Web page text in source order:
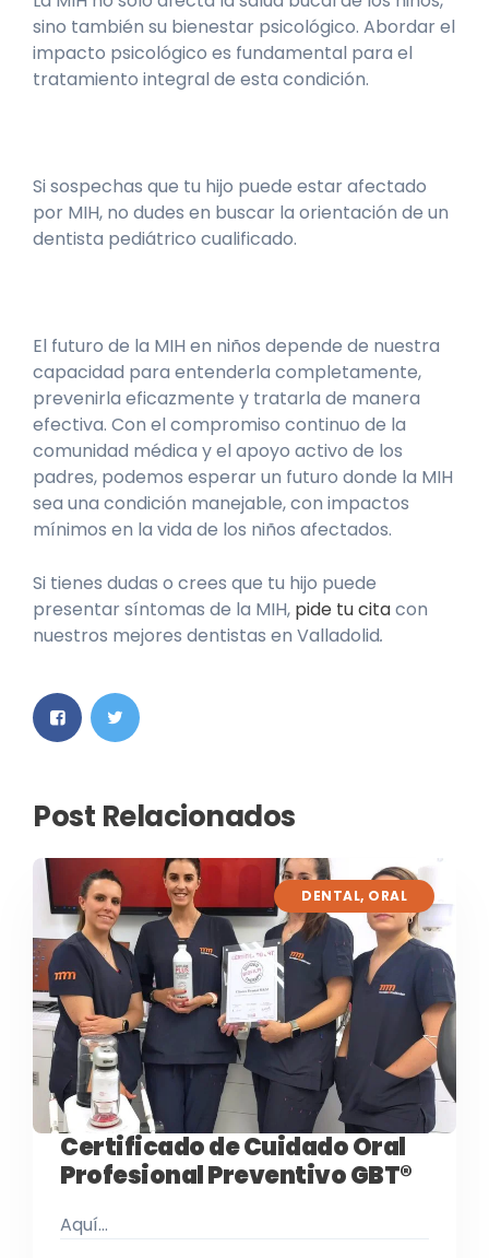
sino también su bienestar psicológico. Abordar el
impacto psicológico es fundamental para el
tratamiento integral de esta condición.
Si sospechas que tu hijo puede estar afectado
por MIH, no dudes en buscar la orientación de un
dentista pediátrico cualificado.
El futuro de la MIH en niños depende de nuestra
capacidad para entenderla completamente,
prevenirla eficazmente y tratarla de manera
efectiva. Con el compromiso continuo de la
comunidad médica y el apoyo activo de los
padres, podemos esperar un futuro donde la MIH
sea una condición manejable, con impactos
mínimos en la vida de los niños afectados.
Si tienes dudas o crees que tu hijo puede
presentar síntomas de la MIH, pide tu citacon
nuestros mejores dentistas en Valladolid.
Post Relacionados
DENTAL, ORAL
Certificado de Cuidado Oral
Profesional Preventivo GBT®
Aquí…